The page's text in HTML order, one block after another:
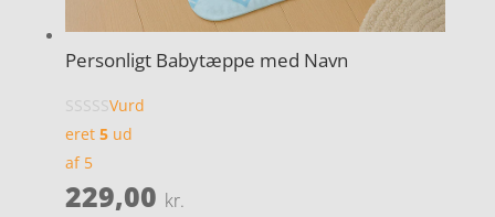
Personligt Babytæppe med Navn
Vurd
eret 5ud
af 5
229,00 kr.